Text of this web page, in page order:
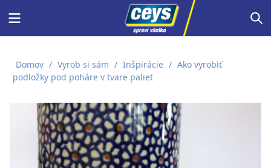
Menu
Domov / Vyrob si sám / Inšpirácie / Ako vyrobiť
podložky pod poháre v tvare paliet